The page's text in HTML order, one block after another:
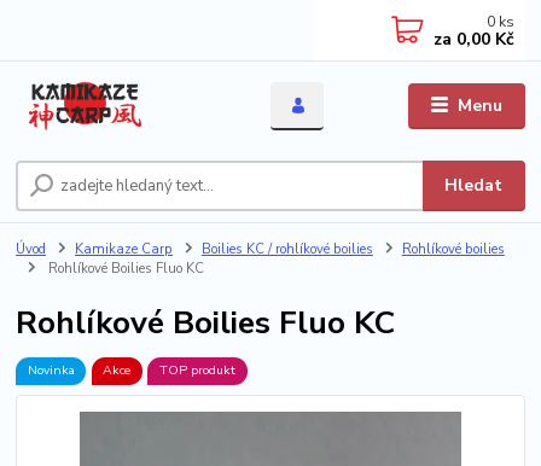
Menu
Hledat
0 ks
za 0,00 Kč
Úvod Kamikaze Carp Boilies KC / rohlíkové boilies
Rohlíkové boilies
Rohlíkové Boilies Fluo KC
Rohlíkové Boilies Fluo KC
Novinka Akce TOP produkt